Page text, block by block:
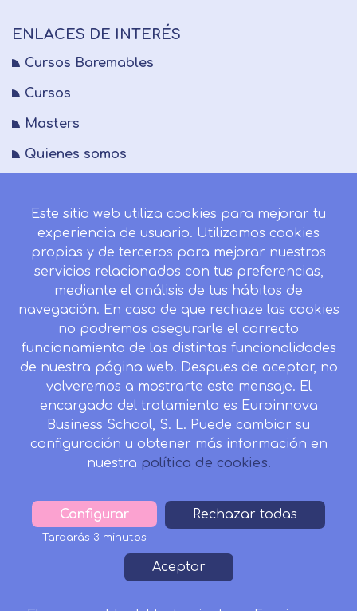
ENLACES DE INTERÉS
Cursos Baremables
Cursos
Masters
Quienes somos
Blog
Mapa del sitio
Desistir contrato aquí
CONTACTO
Camino de la Torrecilla N.º 30 EDIFICIO EDUCA
EDTECH, C.P. 18.200, Maracena (Granada)
958 050 746
Horario de atención al cliente:
Lunes a viernes: 9.00h a 20.00h.
formacion@inesalud.com
Condiciones de Matriculación
Política de Privacidad
Política de Cookies
Este sitio web utiliza cookies para mejorar tu
experiencia de usuario. Utilizamos cookies
propias y de terceros para mejorar nuestros
servicios relacionados con tus preferencias,
mediante el análisis de tus hábitos de
navegación. En caso de que rechaze las cookies
no podremos asegurarle el correcto
funcionamiento de las distintas funcionalidades
de nuestra página web. Despues de aceptar, no
volveremos a mostrarte este mensaje. El
encargado del tratamiento es Euroinnova
Business School, S. L. Puede cambiar su
configuración u obtener más información en
nuestra política de cookies.
Configurar
Tardarás 3 minutos
Rechazar todas
Aceptar
Withdraw
consent